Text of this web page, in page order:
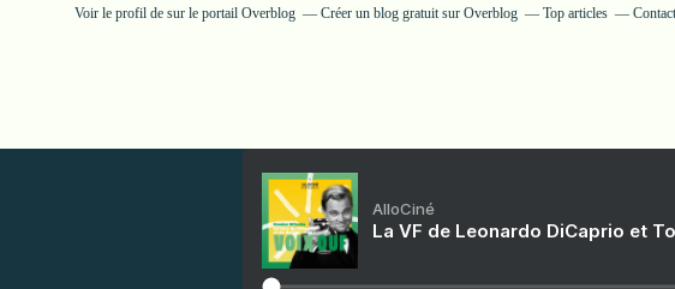
Voir le profil de sur le portail Overblog Créer un blog gratuit sur Overblog Top articles Contact
AlloCiné
La VF de Leonardo DiCaprio et